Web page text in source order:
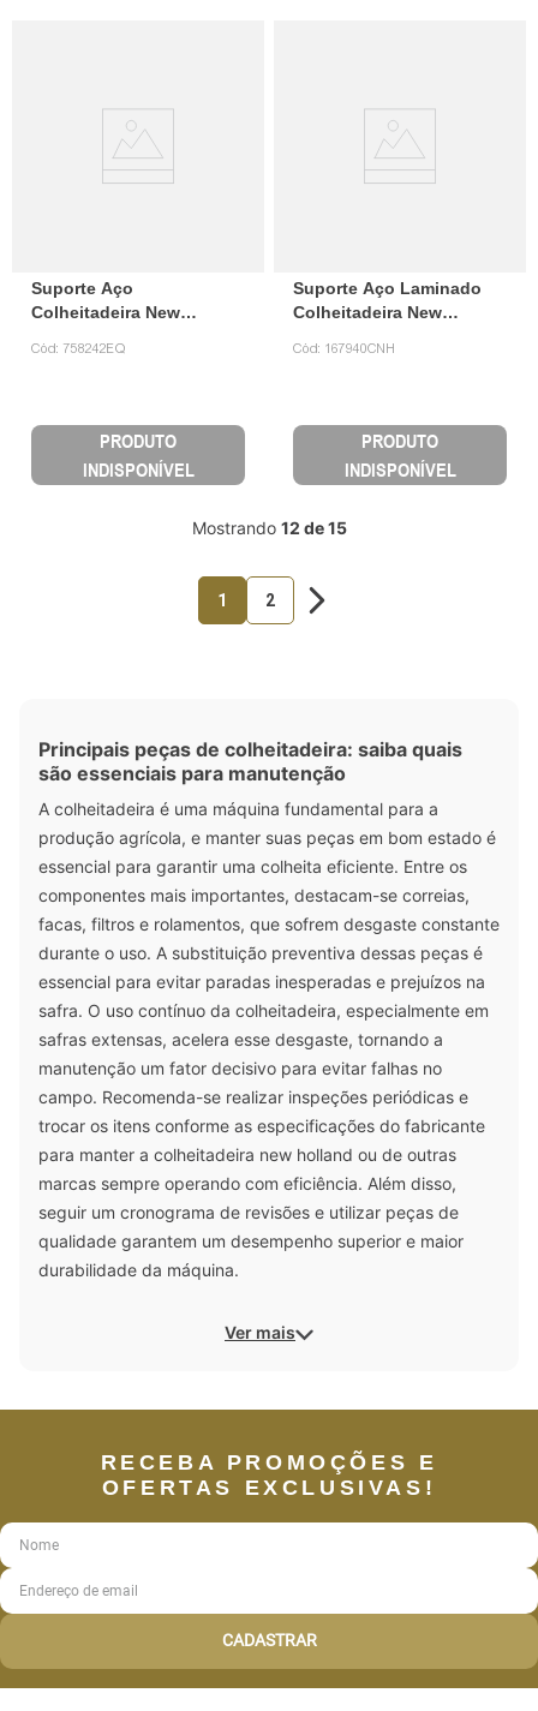
Suporte Aço
Colheitadeira New
Cód: 758242EQ
PRODUTO
INDISPONÍVEL
Suporte Aço Laminado
Colheitadeira New
Cód: 167940CNH
PRODUTO
INDISPONÍVEL
Mostrando 12 de 15
1 2
Principais peças de colheitadeira: saiba quais
são essenciais para manutenção
A colheitadeira é uma máquina fundamental para a
produção agrícola, e manter suas peças em bom estado é
essencial para garantir uma colheita eficiente. Entre os
componentes mais importantes, destacam-se correias,
facas, filtros e rolamentos, que sofrem desgaste constante
durante o uso. A substituição preventiva dessas peças é
essencial para evitar paradas inesperadas e prejuízos na
safra. O uso contínuo da colheitadeira, especialmente em
safras extensas, acelera esse desgaste, tornando a
manutenção um fator decisivo para evitar falhas no
campo. Recomenda-se realizar inspeções periódicas e
trocar os itens conforme as especificações do fabricante
para manter a colheitadeira new holland ou de outras
marcas sempre operando com eficiência. Além disso,
seguir um cronograma de revisões e utilizar peças de
qualidade garantem um desempenho superior e maior
durabilidade da máquina.
Ver mais
RECEBA PROMOÇÕES E
OFERTAS EXCLUSIVAS!
CADASTRAR